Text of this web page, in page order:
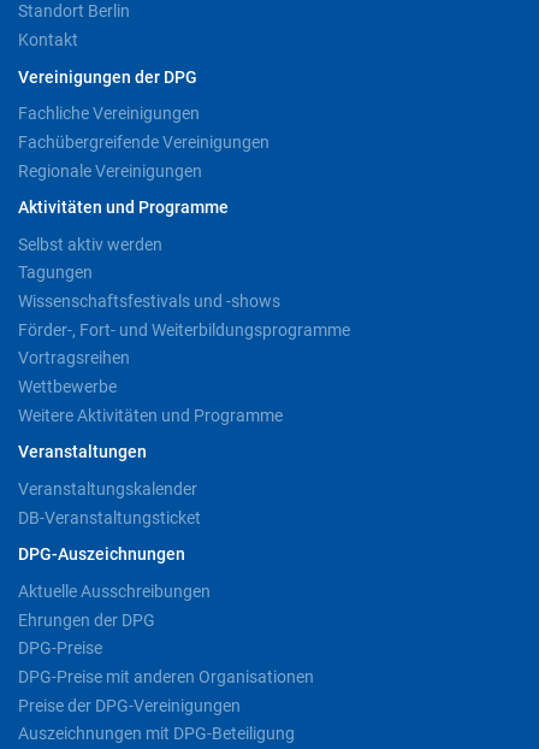
Standort Berlin
Kontakt
Vereinigungen der DPG
Fachliche Vereinigungen
Fachübergreifende Vereinigungen
Regionale Vereinigungen
Aktivitäten und Programme
Selbst aktiv werden
Tagungen
Wissenschaftsfestivals und -shows
Förder-, Fort- und Weiterbildungsprogramme
Vortragsreihen
Wettbewerbe
Weitere Aktivitäten und Programme
Veranstaltungen
Veranstaltungskalender
DB-Veranstaltungsticket
DPG-Auszeichnungen
Aktuelle Ausschreibungen
Ehrungen der DPG
DPG-Preise
DPG-Preise mit anderen Organisationen
Preise der DPG-Vereinigungen
Auszeichnungen mit DPG-Beteiligung